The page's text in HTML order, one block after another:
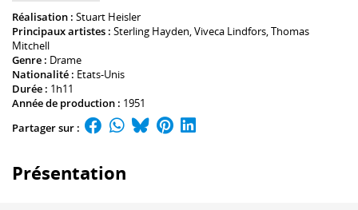
Réalisation : Stuart Heisler
Principaux artistes : Sterling Hayden,Viveca Lindfors,Thomas
Mitchell
Genre : Drame
Nationalité : Etats-Unis
Durée : 1h11
Année de production : 1951
Partager sur :
Présentation